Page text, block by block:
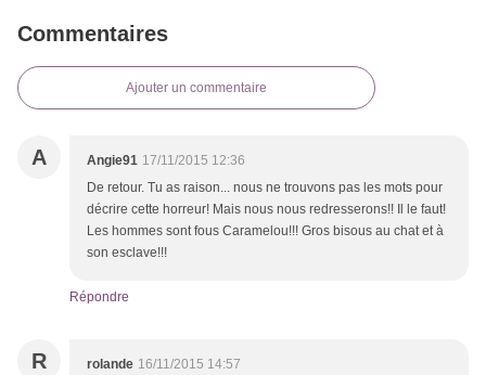
Commentaires
Ajouter un commentaire
A Angie91 17/11/2015 12:36
De retour. Tu as raison... nous ne trouvons pas les mots pour
décrire cette horreur! Mais nous nous redresserons!! Il le faut!
Les hommes sont fous Caramelou!!! Gros bisous au chat et à
son esclave!!!
Répondre
R rolande 16/11/2015 14:57